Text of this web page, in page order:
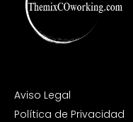
Aviso Legal
Política de Privacidad